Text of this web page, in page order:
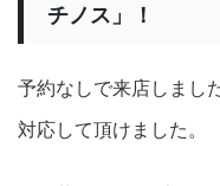
チノス」！
予約なしで来店しまし
対応して頂けました。